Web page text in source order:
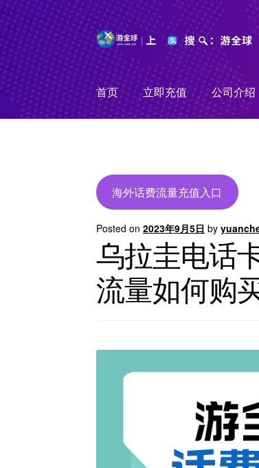
Skip
to
navigation
Skip
to
content
首页
立即充值 公司介绍
海外话费流量充值入口
Posted on2023年9月5日 by
乌拉圭电话
流量如何购